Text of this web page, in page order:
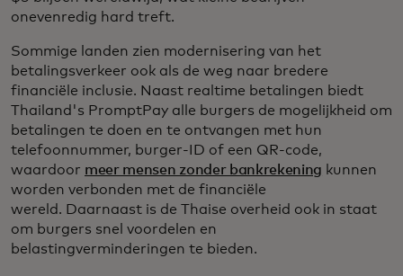
onevenredig hard treft.
Sommige landen zien modernisering van het
betalingsverkeer ook als de weg naar bredere
financiële inclusie. Naast realtime betalingen biedt
Thailand's PromptPay alle burgers de mogelijkheid om
betalingen te doen en te ontvangen met hun
telefoonnummer, burger-ID of een QR-code,
waardoor meer mensen zonder bankrekening kunnen
worden verbonden met de financiële
wereld. Daarnaast is de Thaise overheid ook in staat
om burgers snel voordelen en
belastingverminderingen te bieden.